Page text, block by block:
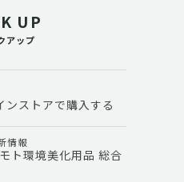
UP
アップ
ンストアで購入する
情報
ト環境美化用品 総合